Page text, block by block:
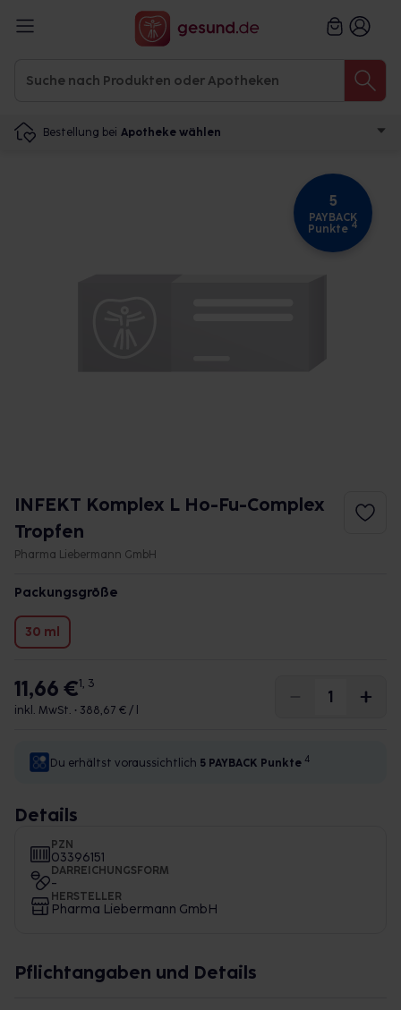
Bestellung bei Apotheke wählen
5
PAYBACK
Punkte 4
INFEKT Komplex L Ho-Fu-Complex
Tropfen
Pharma Liebermann GmbH
Packungsgröße
30 ml
11,66 €1, 3
inkl. MwSt. • 388,67 € / l
Du erhältst voraussichtlich 5 PAYBACK Punkte 4
Details
PZN
03396151
DARREICHUNGSFORM
-
HERSTELLER
Pharma Liebermann GmbH
Pflichtangaben und Details